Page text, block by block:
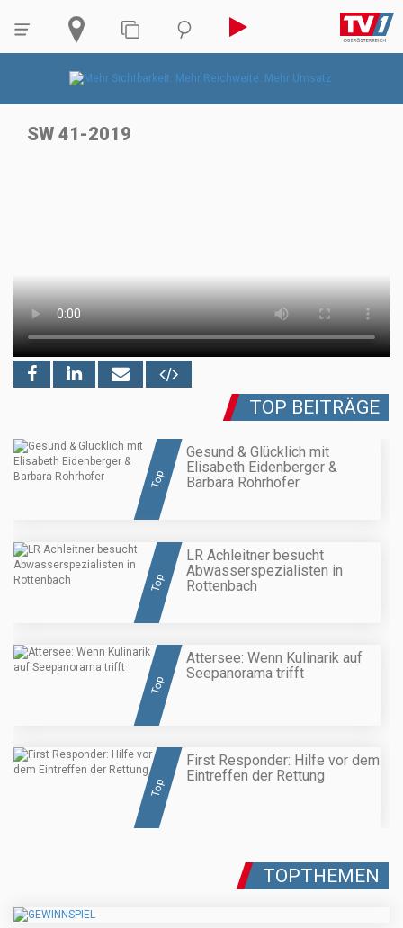
SW 41-2019
TOP BEITRÄGE
Top
Gesund & Glücklich mit
Elisabeth Eidenberger &
Barbara Rohrhofer
Top
LR Achleitner besucht
Abwasserspezialisten in
Rottenbach
Top
Attersee: Wenn Kulinarik auf
Seepanorama trifft
Top
First Responder: Hilfe vor dem
Eintreffen der Rettung
TOPTHEMEN